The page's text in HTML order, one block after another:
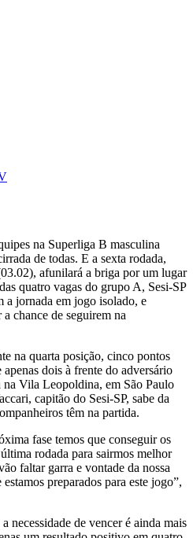
na Superliga B masculina
de todas. E a sexta rodada,
afunilará a briga por um lugar
quatro vagas do grupo A, Sesi-SP
jornada em jogo isolado, e
chance de seguirem na
na quarta posição, cinco pontos
dois à frente do adversário
na Vila Leopoldina, em São Paulo
capitão do Sesi-SP, sabe da
têm na partida.
fase temos que conseguir os
rodada para sairmos melhor
faltar garra e vontade da nossa
preparados para este jogo”,
necessidade de vencer é ainda mais